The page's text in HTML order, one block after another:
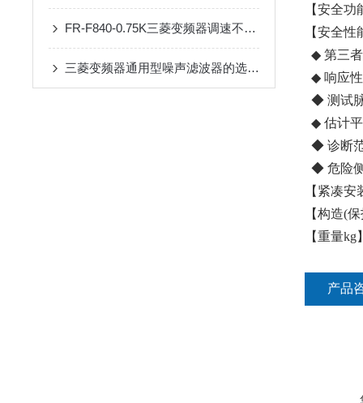
FR-F840-0.75K三菱变频器调速不稳？90%是这几个参数没设对
三菱变频器通用型噪声滤波器的选购与安装要点
【安全功
【安全性
◆ 第三者
◆ 响应性
◆ 测试
◆ 估计
◆ 诊断
◆ 危险
【紧凑
【构造(
【重量kg
产品